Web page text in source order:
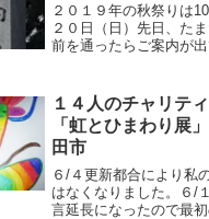
２０１９年の秋祭りは
２０日（日）先日、た
前を通ったらご案内が
秋の風物詩となってい
祇園祭...
１４人のチャリテ
「虹とひまわり展
田市
６/４更新都合により私
はなくなりました。６/
言延長になったので最初